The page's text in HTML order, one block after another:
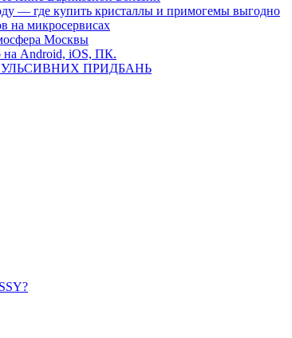
— где купить кристаллы и примогемы выгодно
на микросервисах
Москвы
на Android, iOS, ПК.
ПРИДБАНЬ